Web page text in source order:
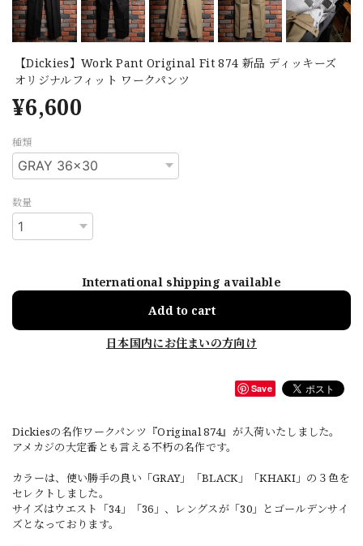
【Dickies】Work Pant Original Fit 874 新品 ディッキーズ
オリジナルフィット ワークパンツ
¥6,600
種類
数量
International shipping available
Add to cart
日本国内にお住まいの方向け
Save
Dickiesの名作ワークパンツ『Original 874』が入荷いたしました。
アメカジの大定番とも言える不朽の名作です。
カラーは、使い勝手の良い「GRAY」「BLACK」「KHAKI」の３色を
セレクトしました。
サイズはウエスト「34」「36」、レングスが「30」とゴールデンサイ
ズとなっております。